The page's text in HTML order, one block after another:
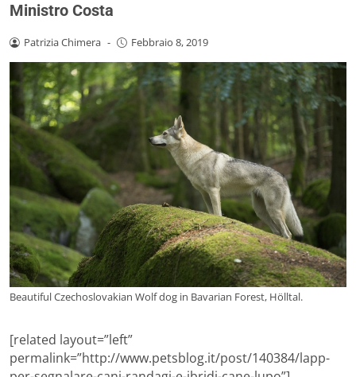
Ministro Costa
Patrizia Chimera - Febbraio 8, 2019
Beautiful Czechoslovakian Wolf dog in Bavarian Forest, Hölltal.
[related layout=”left”
permalink=”http://www.petsblog.it/post/140384/lapp-